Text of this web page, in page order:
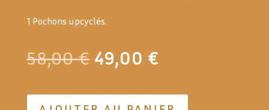
1 Pochons upcyclés.
58,00€ Le
prix
était :
49,00 €
est :